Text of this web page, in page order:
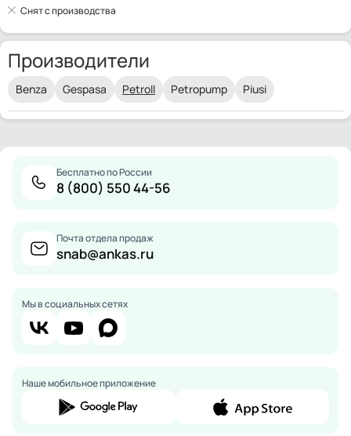
Снят с производства
Производители
Benza Gespasa Petroll Petropump Piusi
Бесплатно по России
8 (800) 550 44-56
Почта отдела продаж
snab@ankas.ru
Мы в социальных сетях
Наше мобильное приложение